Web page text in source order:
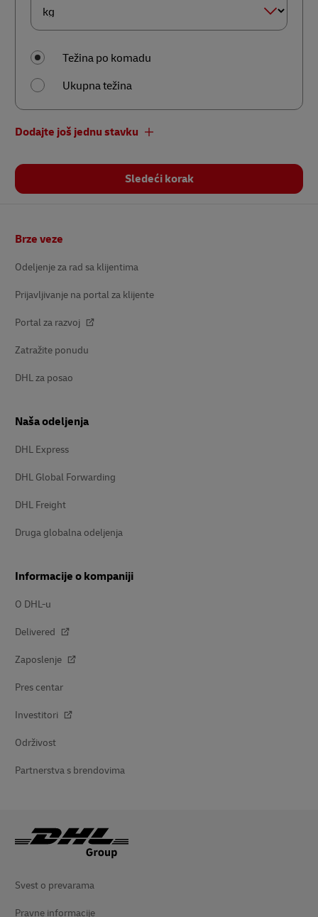
težina*
Težina po komadu
Ukupna težina
Dodajte još jednu stavku
Sledeći korak
Brze veze
Odeljenje za rad sa klijentima
Prijavljivanje na portal za klijente
Portal za razvoj
Zatražite ponudu
DHL za posao
Naša odeljenja
DHL Express
DHL Global Forwarding
DHL Freight
Druga globalna odeljenja
Informacije o kompaniji
O DHL-u
Delivered
Zaposlenje
Pres centar
Investitori
Održivost
Partnerstva s brendovima
Svest o prevarama
Pravne informacije